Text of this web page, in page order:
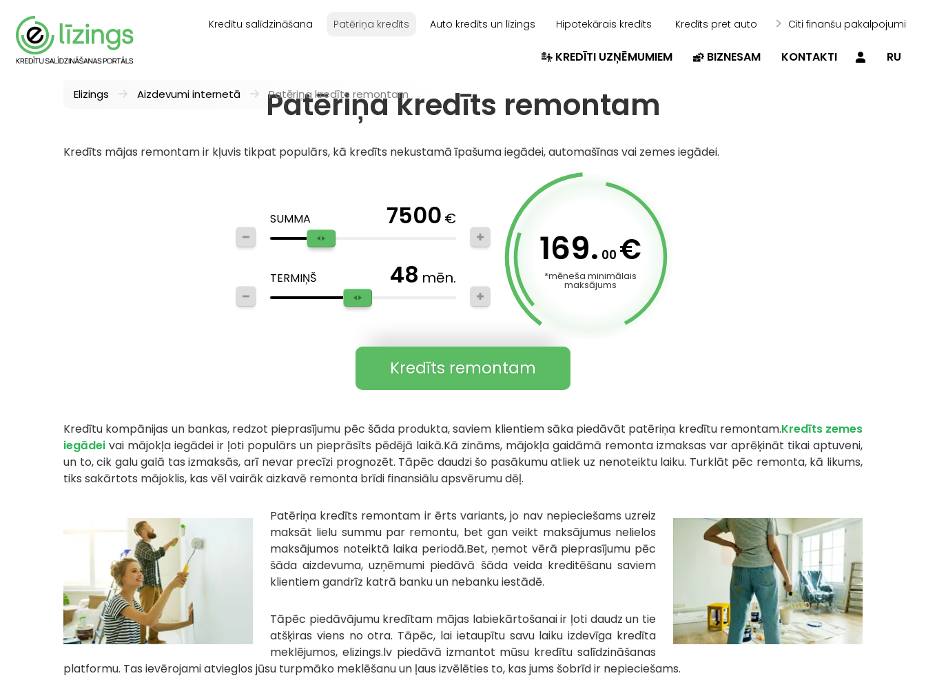
Kredītu salīdzināšana Patēriņa kredīts Auto kredīts un līzings Hipotekārais kredīts Kredīts pret auto Citi finanšu pakalpojumi
RU
KREDĪTI UZŅĒMUMIEM BIZNESAM KONTAKTI
Elizings Aizdevumi internetā Patēriņa kredīts remontam
Patēriņa kredīts remontam
Kredīts mājas remontam ir kļuvis tikpat populārs, kā kredīts nekustamā īpašuma iegādei, automašīnas vai zemes iegādei.
SUMMA 7500 €
TERMIŅŠ 48 mēn.
169. 00 €
*mēneša minimālais
maksājums
Kredīts remontam
Kredītu kompānijas un bankas, redzot pieprasījumu pēc šāda produkta, saviem klientiem sāka piedāvāt patēriņa kredītu remontam.Kredīts zemes
iegādei vai mājokļa iegādei ir ļoti populārs un pieprāsīts pēdējā laikā.Kā zināms, mājokļa gaidāmā remonta izmaksas var aprēķināt tikai aptuveni,
un to, cik galu galā tas izmaksās, arī nevar precīzi prognozēt. Tāpēc daudzi šo pasākumu atliek uz nenoteiktu laiku. Turklāt pēc remonta, kā likums,
tiks sakārtots mājoklis, kas vēl vairāk aizkavē remonta brīdi finansiālu apsvērumu dēļ.
Patēriņa kredīts remontam ir ērts variants, jo nav nepieciešams uzreiz
maksāt lielu summu par remontu, bet gan veikt maksājumus nelielos
maksājumos noteiktā laika periodā.Bet, ņemot vērā pieprasījumu pēc
šāda aizdevuma, uzņēmumi piedāvā šāda veida kreditēšanu saviem
klientiem gandrīz katrā banku un nebanku iestādē.
Tāpēc piedāvājumu kredītam mājas labiekārtošanai ir ļoti daudz un tie
atšķiras viens no otra. Tāpēc, lai ietaupītu savu laiku izdevīga kredīta
meklējumos, elizings.lv piedāvā izmantot mūsu kredītu salīdzināšanas
platformu. Tas ievērojami atvieglos jūsu turpmāko meklēšanu un ļaus izvēlēties to, kas jums šobrīd ir nepieciešams.